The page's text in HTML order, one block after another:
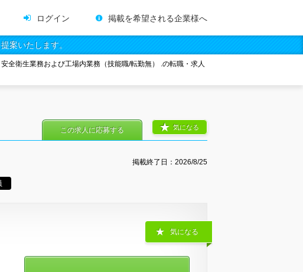
ログイン 掲載を希望される企業様へ
案いたします。
安全衛生業務および工場内業務（技能職/転勤無） .の転職・求人
掲載終了日： 2026/8/25
気になる
この求人に応募する
気になる